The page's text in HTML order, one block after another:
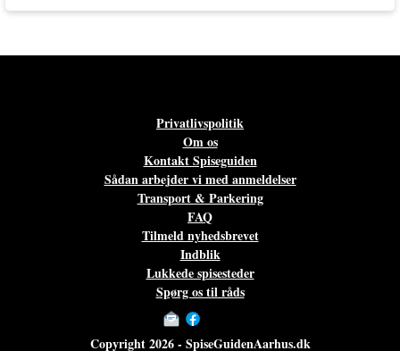
Privatlivspolitik
Om os
Kontakt Spiseguiden
Sådan arbejder vi med anmeldelser
Transport & Parkering
FAQ
Tilmeld nyhedsbrevet
Indblik
Lukkede spisesteder
Spørg os til råds
Copyright 2026 - SpiseGuidenAarhus.dk